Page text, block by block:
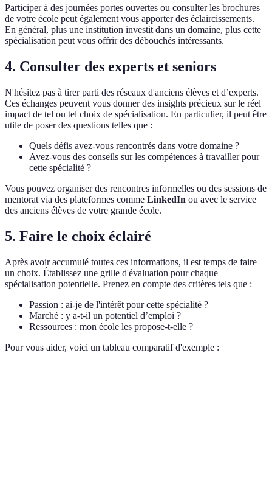
Participer à des journées portes ouvertes ou consulter les brochures
de votre école peut également vous apporter des éclaircissements.
En général, plus une institution investit dans un domaine, plus cette
spécialisation peut vous offrir des débouchés intéressants.
4. Consulter des experts et seniors
N'hésitez pas à tirer parti des réseaux d'anciens élèves et d’experts.
Ces échanges peuvent vous donner des insights précieux sur le réel
impact de tel ou tel choix de spécialisation. En particulier, il peut être
utile de poser des questions telles que :
Quels défis avez-vous rencontrés dans votre domaine ?
Avez-vous des conseils sur les compétences à travailler pour
cette spécialité ?
Vous pouvez organiser des rencontres informelles ou des sessions de
mentorat via des plateformes comme LinkedIn ou avec le service
des anciens élèves de votre grande école.
5. Faire le choix éclairé
Après avoir accumulé toutes ces informations, il est temps de faire
un choix. Établissez une grille d'évaluation pour chaque
spécialisation potentielle. Prenez en compte des critères tels que :
Passion : ai-je de l'intérêt pour cette spécialité ?
Marché : y a-t-il un potentiel d’emploi ?
Ressources : mon école les propose-t-elle ?
Pour vous aider, voici un tableau comparatif d'exemple :